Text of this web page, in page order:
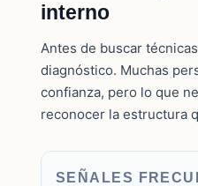
interno
Antes de buscar
diagnóstico. Muchas
confianza, pero lo que
reconocer la estructura
SEÑALES